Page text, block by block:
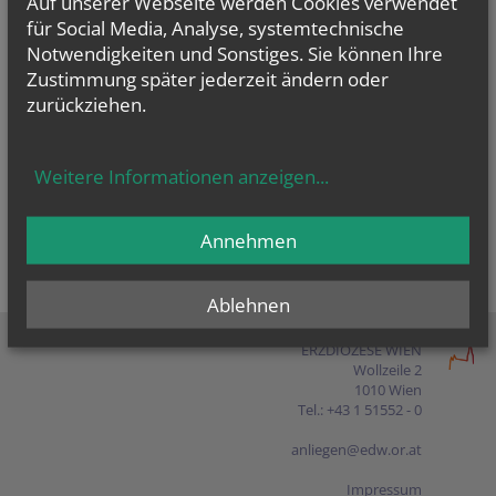
Presse
Shop
ERZDIÖZESE WIEN
Wollzeile 2
1010 Wien
Tel.: +43 1 51552 - 0
anliegen@edw.or.at
Impressum
für Social Media, Analyse, systemtechnische
Notwendigkeiten und Sonstiges. Sie können Ihre
Zustimmung später jederzeit ändern oder
zurückziehen.
Weitere Informationen anzeigen...
Ablehnen
Annehmen